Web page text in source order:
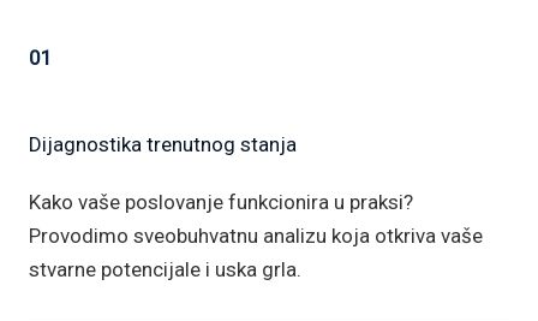
01
Dijagnostika trenutnog stanja
Kako vaše poslovanje funkcionira u praksi?
Provodimo sveobuhvatnu analizu koja otkriva vaše
stvarne potencijale i uska grla.